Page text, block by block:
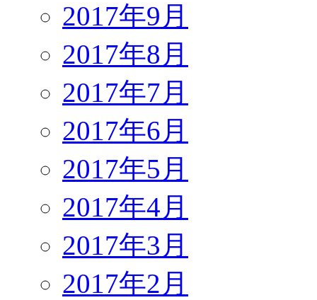
2017年9月
2017年8月
2017年7月
2017年6月
2017年5月
2017年4月
2017年3月
2017年2月